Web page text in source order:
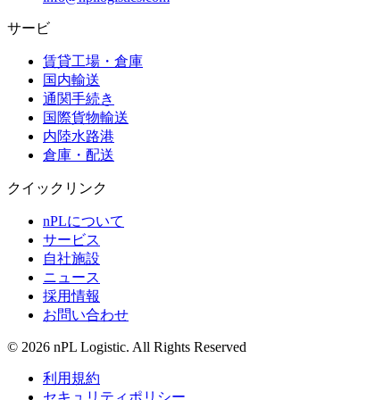
サービ
賃貸工場・倉庫
国内輸送
通関手続き
国際貨物輸送
内陸水路港
倉庫・配送
クイックリンク
nPLについて
サービス
自社施設
ニュース
採用情報
お問い合わせ
© 2026 nPL Logistic. All Rights Reserved
利用規約
セキュリティポリシー